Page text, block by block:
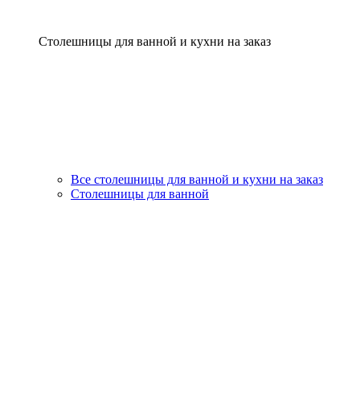
Столешницы для ванной и кухни на заказ
Все столешницы для ванной и кухни на заказ
Столешницы для ванной